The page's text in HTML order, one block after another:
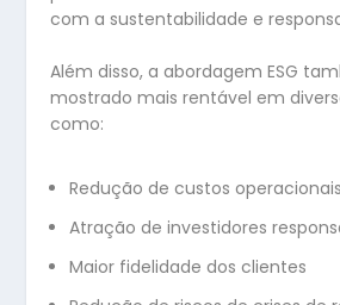
com a sustentabilidade e
Além disso, a abordagem ESG
mostrado mais rentável em
como:
Redução de custos
Atração de investidores
Maior fidelidade dos clientes